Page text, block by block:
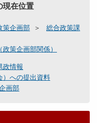
現在位置
策企画部
総合政策課
策企画部関係）
政情報
）への提出資料
画部